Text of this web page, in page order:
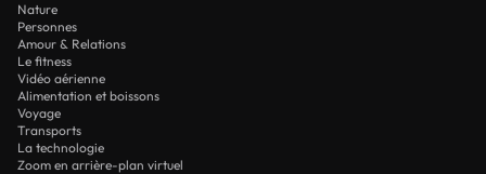
Nature
Personnes
Amour & Relations
Le fitness
Vidéo aérienne
Alimentation et boissons
Voyage
Transports
La technologie
Zoom en arrière-plan virtuel